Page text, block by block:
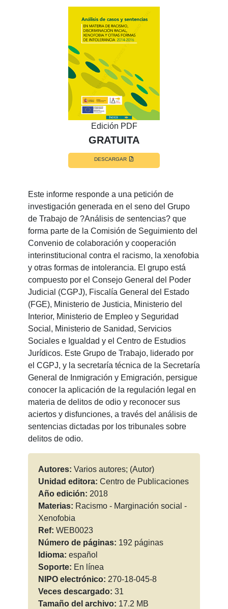
Edición PDF
GRATUITA
DESCARGAR
Este informe responde a una petición de
investigación generada en el seno del Grupo
de Trabajo de ?Análisis de sentencias? que
forma parte de la Comisión de Seguimiento del
Convenio de colaboración y cooperación
interinstitucional contra el racismo, la xenofobia
y otras formas de intolerancia. El grupo está
compuesto por el Consejo General del Poder
Judicial (CGPJ), Fiscalía General del Estado
(FGE), Ministerio de Justicia, Ministerio del
Interior, Ministerio de Empleo y Seguridad
Social, Ministerio de Sanidad, Servicios
Sociales e Igualdad y el Centro de Estudios
Jurídicos. Este Grupo de Trabajo, liderado por
el CGPJ, y la secretaría técnica de la Secretaría
General de Inmigración y Emigración, persigue
conocer la aplicación de la regulación legal en
materia de delitos de odio y reconocer sus
aciertos y disfunciones, a través del análisis de
sentencias dictadas por los tribunales sobre
delitos de odio.
Autores: Varios autores; (Autor)
Unidad editora: Centro de Publicaciones
Año edición: 2018
Materias: Racismo - Marginación social -
Xenofobia
Ref: WEB0023
Número de páginas: 192 páginas
Idioma: español
Soporte: En línea
NIPO electrónico: 270-18-045-8
Veces descargado: 31
Tamaño del archivo: 17.2 MB